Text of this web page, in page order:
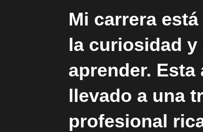
Mi carrera
la curiosidad
aprender.
llevado a una
profesional